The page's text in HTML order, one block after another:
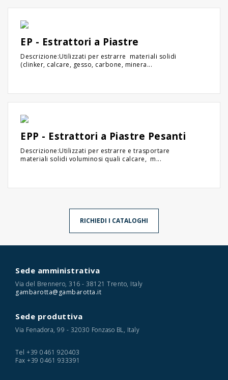
EP - Estrattori a Piastre
Descrizione:Utilizzati per estrarre materiali solidi
(clinker, calcare, gesso, carbone, minera...
EPP - Estrattori a Piastre Pesanti
Descrizione:Utilizzati per estrarre e trasportare
materiali solidi voluminosi quali calcare, m...
RICHIEDI I CATALOGHI
Sede amministrativa
Via del Brennero, 316 - 38121 Trento, Italy
gambarotta@gambarotta.it
Sede produttiva
Via Fenadora, 99 - 32030 Fonzaso BL, Italy
Tel +39 0461 920403
Fax +39 0461 933391